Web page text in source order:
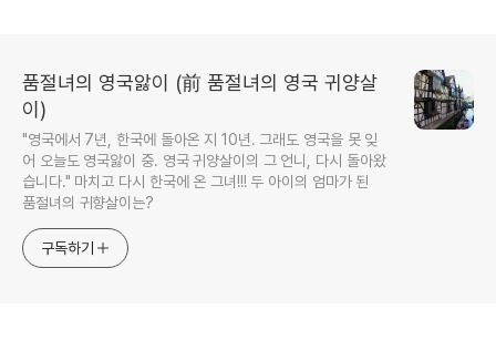
품절녀의 영국앓이 (前 품절녀의 영국 귀양살
이)
"영국에서 7년, 한국에 돌아온 지 10년. 그래도 영국을 못 잊
어 오늘도 영국앓이 중. 영국 귀양살이의 그 언니, 다시 돌아왔
습니다." 마치고 다시 한국에 온 그녀!!! 두 아이의 엄마가 된
품절녀의 귀향살이는?
구독하기